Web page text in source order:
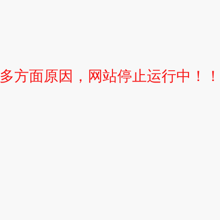
方面原因，网站停止运行中！